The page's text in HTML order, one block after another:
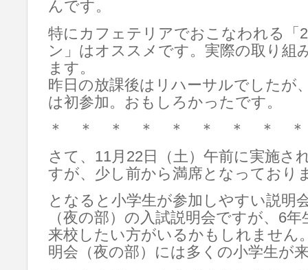
んです。
特にカフェテリアでおこなわれる「
ン」はオススメです。実際の取り組
ます。
昨日の放課後はリハーサルでしたが
は初参加。おもしろかったです。
＊ ＊ ＊ ＊ ＊ ＊ ＊ ＊
さて、11月22日（土）午前に実施さ
すが、少し前から満席となっており
となると小学生が参加しやすい説明
（夜の部）の入試説明会ですが、6
来校したい方がいるかもしれません
明会（夜の部）には多くの小学生が